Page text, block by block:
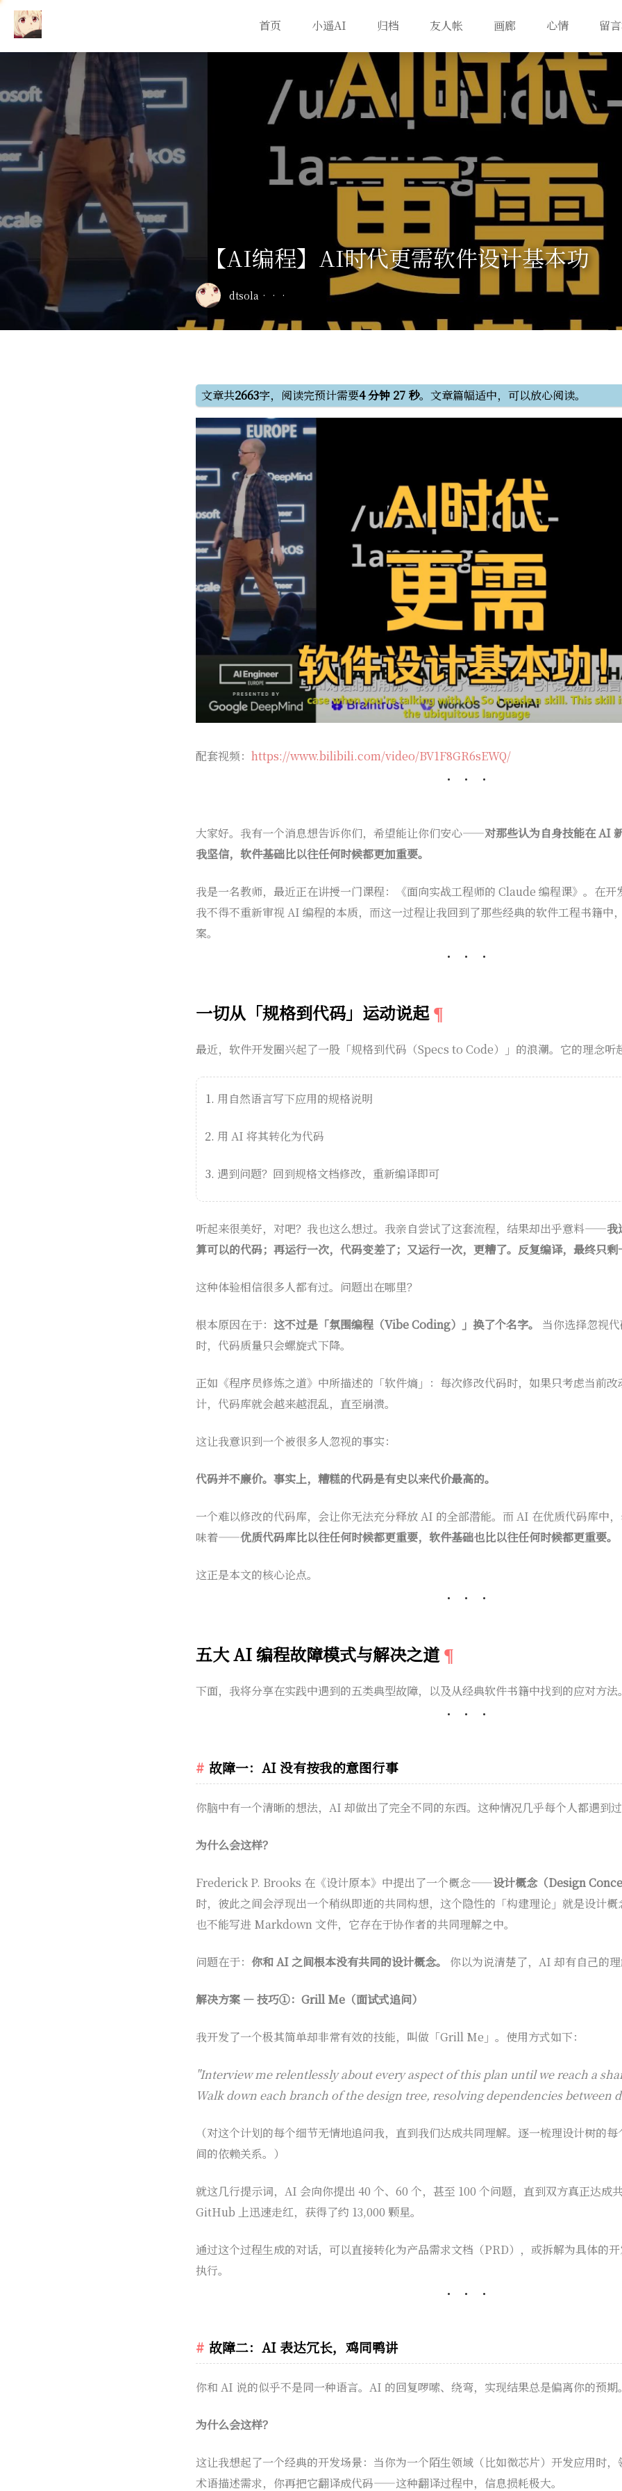
首页 小遥AI 归档 友人帐 画廊 心情 留
【AI编程】AI时代更需软件设计基本功
dtsola
文章共2663字，阅读完预计需要4 分钟 27 秒。文章篇幅适中，可以放心阅读。
配套视频： https://www.bilibili.com/video/BV1F8GR6sEWQ/
大家好。我有一个消息想告诉你们，希望能让你们安心——对那些认为自身技能在 AI
我坚信，软件基础比以往任何时候都更加重要。
我是一名教师，最近正在讲授一门课程：《面向实战工程师的 Claude 编程课》。在开
我不得不重新审视 AI 编程的本质，而这一过程让我回到了那些经典的软件工程书籍中
案。
一切从「规格到代码」运动说起
最近，软件开发圈兴起了一股「规格到代码（Specs to Code）」的浪潮。它的理念听
用自然语言写下应用的规格说明
用 AI 将其转化为代码
遇到问题？回到规格文档修改，重新编译即可
听起来很美好，对吧？我也这么想过。我亲自尝试了这套流程，结果却出乎意料——我
算可以的代码；再运行一次，代码变差了；又运行一次，更糟了。反复编译，最终只剩
这种体验相信很多人都有过。问题出在哪里？
根本原因在于： 这不过是「氛围编程（Vibe Coding）」换了个名字。
当你选择忽视
时，代码质量只会螺旋式下降。
正如《程序员修炼之道》中所描述的「软件熵」：每次修改代码时，如果只考虑当前
计，代码库就会越来越混乱，直至崩溃。
这让我意识到一个被很多人忽视的事实：
代码并不廉价。事实上，糟糕的代码是有史以来代价最高的。
一个难以修改的代码库，会让你无法充分释放 AI 的全部潜能。而 AI 在优质代码库中
味着——优质代码库比以往任何时候都更重要，软件基础也比以往任何时候都更重要。
这正是本文的核心论点。
五大 AI 编程故障模式与解决之道
下面，我将分享在实践中遇到的五类典型故障，以及从经典软件书籍中找到的应对方法
故障一：AI 没有按我的意图行事
你脑中有一个清晰的想法，AI 却做出了完全不同的东西。这种情况几乎每个人都遇到
为什么会这样？
Frederick P. Brooks 在《设计原本》中提出了一个概念——设计概念（Design
时，彼此之间会浮现出一个稍纵即逝的共同构想，这个隐性的「构建理论」就是设计
也不能写进 Markdown 文件，它存在于协作者的共同理解之中。
问题在于： 你和 AI 之间根本没有共同的设计概念。 你以为说清楚了，AI 却有自己的
解决方案 — 技巧①：Grill Me（面试式追问）
我开发了一个极其简单却非常有效的技能，叫做「Grill Me」。使用方式如下：
"Interview me relentlessly about every aspect of this plan until we reach a
Walk down each branch of the design tree, resolving dependencies between
（对这个计划的每个细节无情地追问我，直到我们达成共同理解。逐一梳理设计树的
间的依赖关系。）
就这几行提示词，AI 会向你提出 40 个、60 个，甚至 100 个问题，直到双方真正达成
GitHub 上迅速走红，获得了约 13,000 颗星。
通过这个过程生成的对话，可以直接转化为产品需求文档（PRD），或拆解为具体的
执行。
故障二：AI 表达冗长，鸡同鸭讲
你和 AI 说的似乎不是同一种语言。AI 的回复啰嗦、绕弯，实现结果总是偏离你的预期
为什么会这样？
这让我想起了一个经典的开发场景：当你为一个陌生领域（比如微芯片）开发应用时
术语描述需求，你再把它翻译成代码——这种翻译过程中，信息损耗极大。